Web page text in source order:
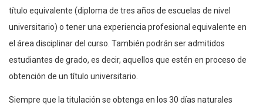
título equivalente (diploma de tres años de escuelas de nivel
universitario) o tener una experiencia profesional equivalente en
el área disciplinar del curso. También podrán ser admitidos
estudiantes de grado, es decir, aquellos que estén en proceso de
obtención de un título universitario.
Siempre que la titulación se obtenga en los 30 días naturales